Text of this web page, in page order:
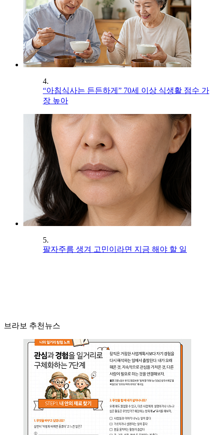
4.
“아침식사는 든든하게” 70세 이상 식생활 점수 가
장 높아
5.
팔자주름 생겨 고민이라면 지금 해야 할 일
브라보 추천뉴스